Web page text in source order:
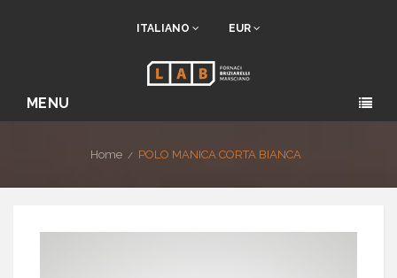
ITALIANO EUR
MENU
Home POLO MANICA CORTA BIANCA